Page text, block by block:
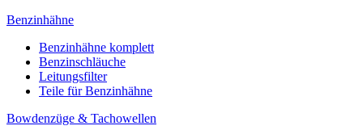
Benzinhähne
Benzinhähne komplett
Benzinschläuche
Leitungsfilter
Teile für Benzinhähne
Bowdenzüge & Tachowellen